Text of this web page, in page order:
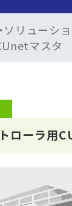
ソリューシ
マスタ
ローラ用